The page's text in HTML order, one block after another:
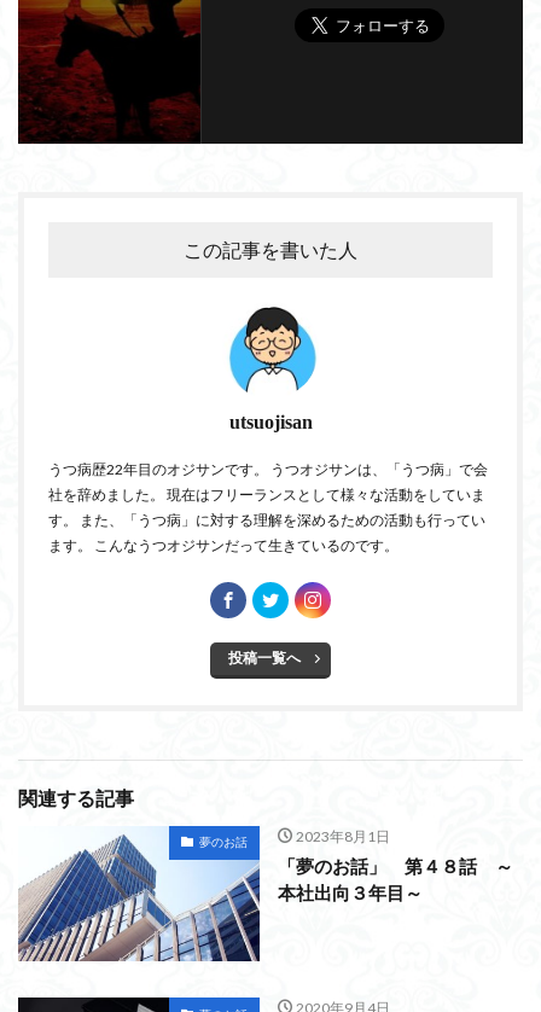
この記事を書いた人
utsuojisan
うつ病歴22年目のオジサンです。 うつオジサンは、「うつ病」で会
社を辞めました。 現在はフリーランスとして様々な活動をしていま
す。 また、「うつ病」に対する理解を深めるための活動も行ってい
ます。 こんなうつオジサンだって生きているのです。
投稿一覧へ
関連する記事
夢のお話 2023年8月1日
「夢のお話」 第４８話 ～
本社出向３年目～
2020年9月4日